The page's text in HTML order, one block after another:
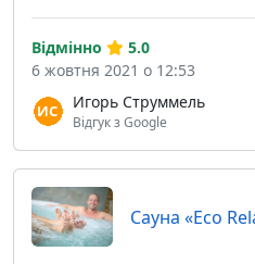
Игорь Струммель
Відгук з Google
Відмінно
5.0
6 жовтня 2021 о 12:53
Сауна «Eco